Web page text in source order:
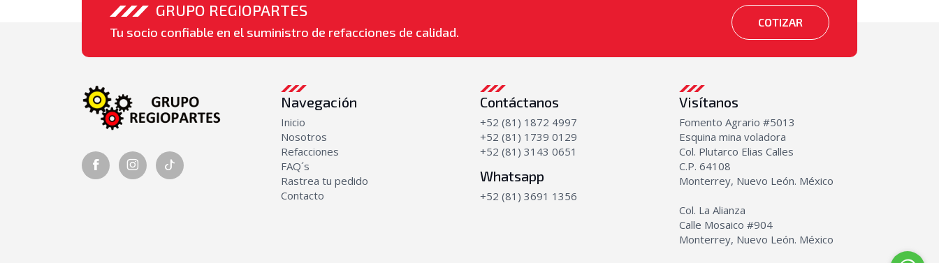
GRUPO REGIOPARTES
Tu socio confiable en el suministro de refacciones de calidad.
COTIZAR
Navegación
Inicio
Nosotros
Refacciones
FAQ´s
Rastrea tu pedido
Contacto
Contáctanos
+52 (81) 1872 4997
+52 (81) 1739 0129
+52 (81) 3143 0651
Whatsapp
+52 (81) 3691 1356
Visítanos
Fomento Agrario #5013
Esquina mina voladora
Col. Plutarco Elias Calles
C.P. 64108
Monterrey, Nuevo León. México
Col. La Alianza
Calle Mosaico #904
Monterrey, Nuevo León. México